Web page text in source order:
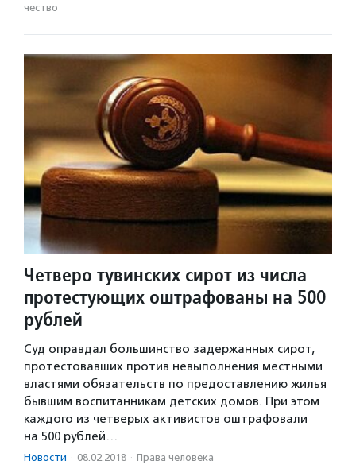
чест­во
Четверо тувинских сирот из числа
протестующих оштрафованы на 500
рублей
Суд оправдал большинство задержанных сирот,
протестовавших против невыполнения местными
властями обязательств по предоставлению жилья
бывшим воспитанникам детских домов. При этом
каждого из четверых активистов оштрафовали
на 500 рублей…
Новости · 08.02.2018 · Права человека